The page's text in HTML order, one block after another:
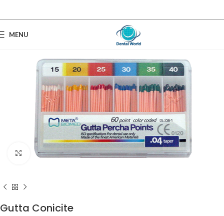
MENU
Click to enlarge
Gutta Conicite